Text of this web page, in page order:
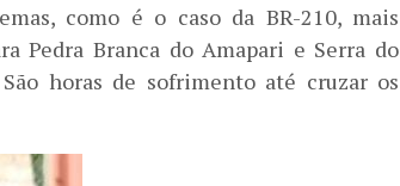
como é o caso da BR-210, mais
Pedra Branca do Amapari e Serra do
horas de sofrimento até cruzar os